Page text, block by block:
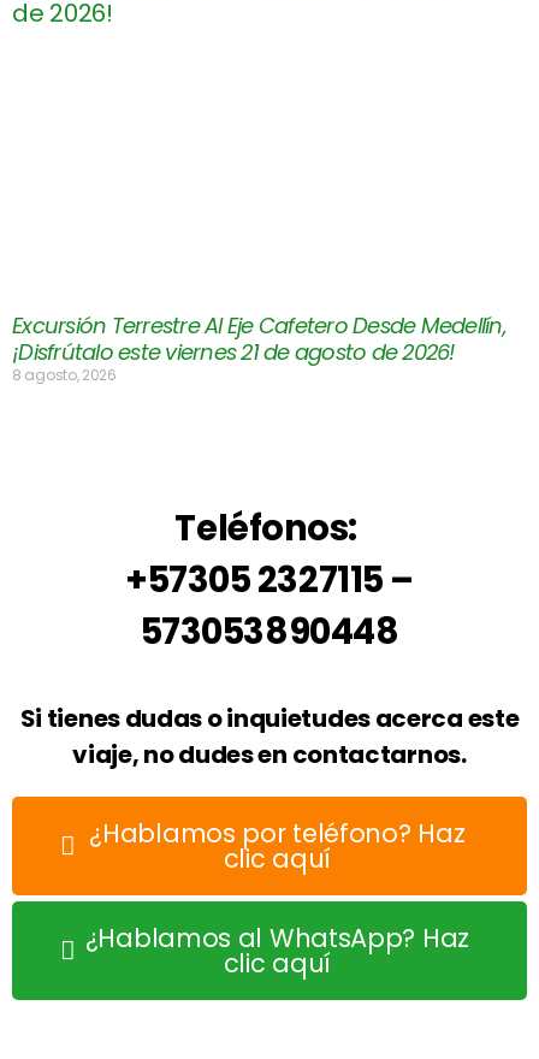
Excursión Terrestre Al Eje Cafetero Desde Medellín,
¡Disfrútalo este viernes 21 de agosto de 2026!
8 agosto, 2026
Teléfonos:
+57305 2327115 –
573053890448
Si tienes dudas o inquietudes acerca este
viaje, no dudes en contactarnos.
¿Hablamos por teléfono? Haz
clic aquí
¿Hablamos al WhatsApp? Haz
clic aquí